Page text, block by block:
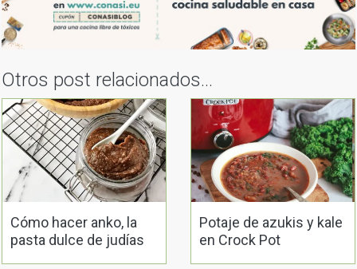
Otros post relacionados...
Cómo hacer anko, la
pasta dulce de judías
Potaje de azukis y kale
en Crock Pot